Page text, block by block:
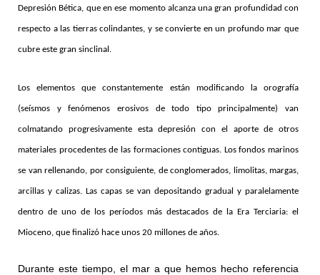
Depresión Bética, que en ese momento alcanza una gran profundidad con
respecto a las tierras colindantes, y se convierte en un profundo mar que
cubre este gran sinclinal.
Los elementos que constantemente están modificando la orografía
(seísmos y fenómenos erosivos de todo tipo principalmente) van
colmatando progresivamente esta depresión con el aporte de otros
materiales procedentes de las formaciones contiguas. Los fondos marinos
se van rellenando, por consiguiente, de conglomerados, limolitas, margas,
arcillas y calizas. Las capas se van depositando gradual y paralelamente
dentro de uno de los períodos más destacados de la Era Terciaria: el
Mioceno, que finalizó hace unos 20 millones de años.
Durante este tiempo, el mar a que hemos hecho referencia